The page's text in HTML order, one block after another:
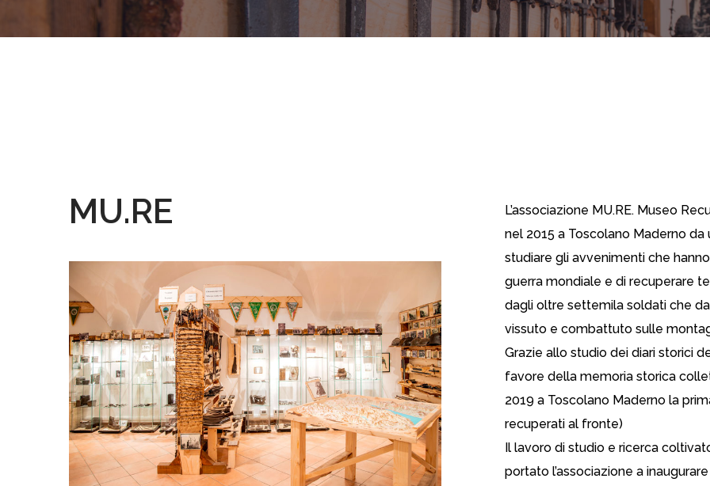
MU.RE
L’associazione MU.RE. Museo
nel 2015 a Toscolano Maderno da
studiare gli avvenimenti che
guerra mondiale e di recuperare
dagli oltre settemila soldati che
vissuto e combattuto sulle
Grazie allo studio dei diari storici
favore della memoria storica
2019 a Toscolano Maderno la
recuperati al fronte)
Il lavoro di studio e ricerca
portato l’associazione a